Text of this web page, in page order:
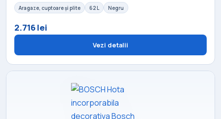
Aragaze, cuptoare și plite 62 L Negru
2.716 lei
Vezi detalii